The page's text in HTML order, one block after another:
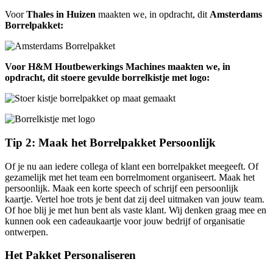
VoorThales in Huizen maakten we, in opdracht, dit Amsterdams
Borrelpakket:
Voor H&M Houtbewerkings Machines maakten we, in
opdracht, dit stoere gevulde borrelkistje met logo:
Tip 2: Maak het Borrelpakket Persoonlijk
Of je nu aan iedere collega of klant een borrelpakket meegeeft. Of
gezamelijk met het team een borrelmoment organiseert. Maak het
persoonlijk. Maak een korte speech of schrijf een persoonlijk
kaartje. Vertel hoe trots je bent dat zij deel uitmaken van jouw team.
Of hoe blij je met hun bent als vaste klant. Wij denken graag mee en
kunnen ook een cadeaukaartje voor jouw bedrijf of organisatie
ontwerpen.
Het Pakket Personaliseren